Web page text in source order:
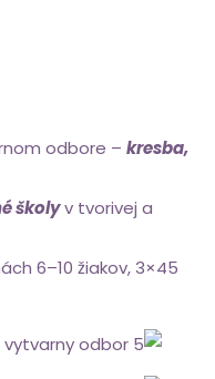
odbore – kresba,
školyv tvorivej a
6–10 žiakov, 3×45